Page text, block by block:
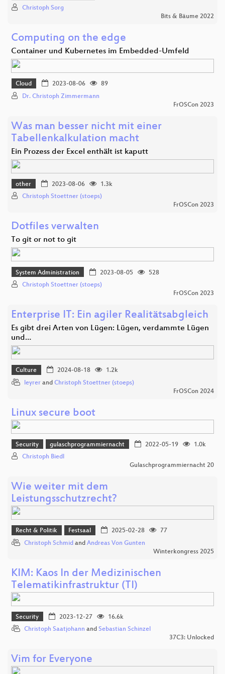
Christoph Sorg
Bits & Bäume 2022
Computing on the edge
Container und Kubernetes im Embedded-Umfeld
Cloud 2023-08-06
89
Dr. Christoph Zimmermann
FrOSCon 2023
Was man besser nicht mit einer
Tabellenkalkulation macht
Ein Prozess der Excel enthält ist kaputt
other 2023-08-06
1.3k
Christoph Stoettner (stoeps)
FrOSCon 2023
Dotfiles verwalten
To git or not to git
System Administration 2023-08-05
528
Christoph Stoettner (stoeps)
FrOSCon 2023
Enterprise IT: Ein agiler Realitätsabgleich
Es gibt drei Arten von Lügen: Lügen, verdammte Lügen
und…
Culture 2024-08-18
1.2k
leyrer and Christoph Stoettner (stoeps)
FrOSCon 2024
Linux secure boot
Security gulaschprogrammiernacht 2022-05-19
1.0k
Christoph Biedl
Gulaschprogrammiernacht 20
Wie weiter mit dem
Leistungsschutzrecht?
Recht & Politik Festsaal 2025-02-28
77
Christoph Schmid and Andreas Von Gunten
Winterkongress 2025
KIM: Kaos In der Medizinischen
Telematikinfrastruktur (TI)
Security 2023-12-27
16.6k
Christoph Saatjohann and Sebastian Schinzel
37C3: Unlocked
Vim for Everyone